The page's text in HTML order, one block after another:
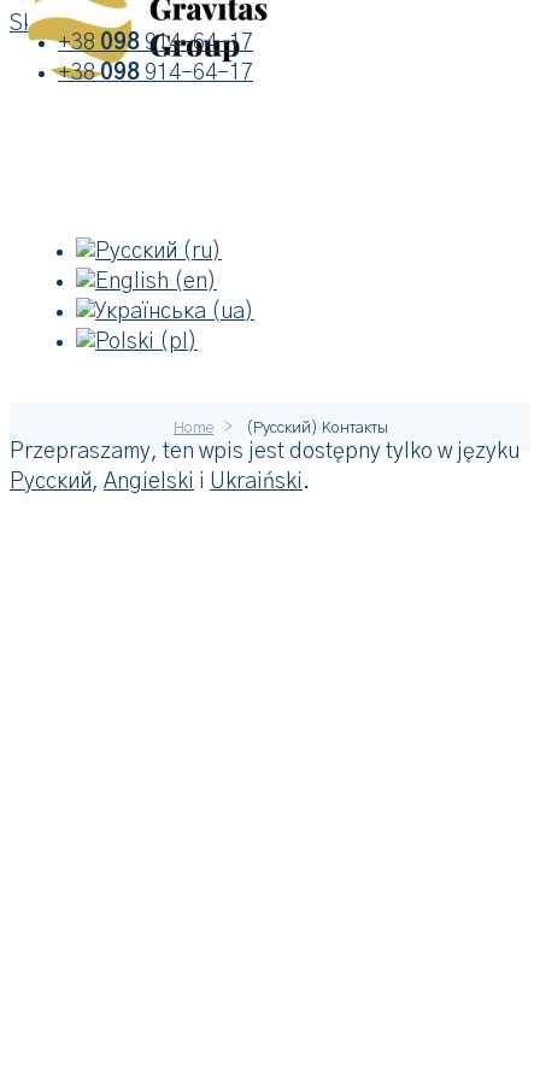
Skip to content
+38 098 914-64-17
+38098 914-64-17
Home > (Русский) Контакты
Przepraszamy, ten wpis jest dostępny tylko w języku
Русский, Angielski i Ukraiński .